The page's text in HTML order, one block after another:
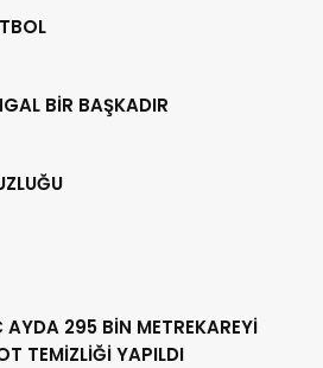
BİR BAŞKADIR
AYDA 295 BİN METREKAREYİ
TEMİZLİĞİ YAPILDI